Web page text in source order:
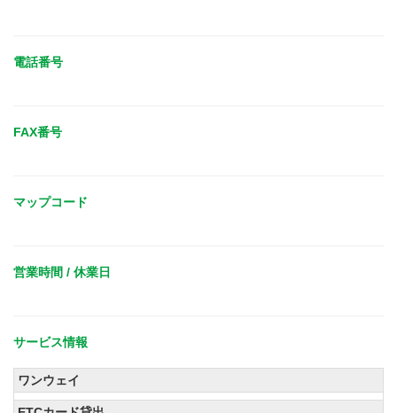
電話番号
FAX番号
マップコード
営業時間 / 休業日
サービス情報
ワンウェイ